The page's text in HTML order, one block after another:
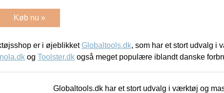
Køb nu »
er i øjeblikket Globaltools.dk, som har et stort udvalg i
og Toolster.dk også meget populære iblandt danske
Globaltools.dk har et stort udvalg i værktøj og